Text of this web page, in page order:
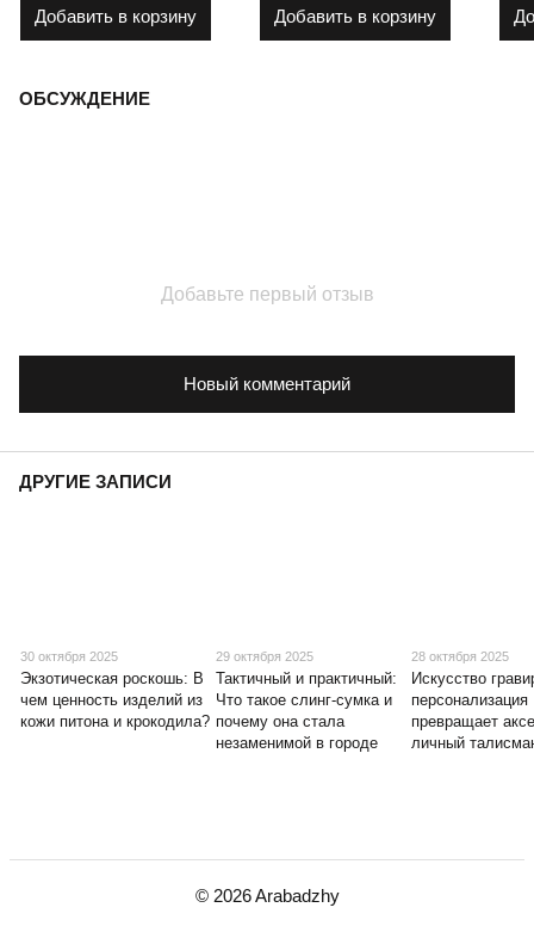
Добавить в корзину Добавить в корзину
ОБСУЖДЕНИЕ
Добавьте первый отзыв
Новый комментарий
ДРУГИЕ ЗАПИСИ
30 октября 2025
Экзотическая роскошь: В
чем ценность изделий из
кожи питона и крокодила?
29 октября 2025
Тактичный и практичный:
Что такое слинг-сумка и
почему она стала
незаменимой в городе
28 октября 2025
Искусство
персонализация
превращает
личный
© 2026 Arabadzhy